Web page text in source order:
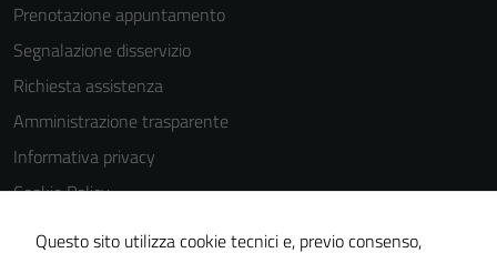
Prenotazione appuntamento
Segnalazione disservizio
Richiesta assistenza
Amministrazione trasparente
Informativa privacy
Cookie Policy
Note legali
Questo sito utilizza cookie tecnici e, previo consenso,
Questi cookie
informazioni